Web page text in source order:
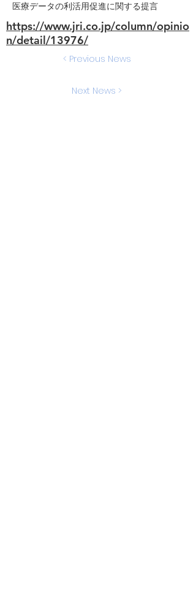
医療データの利活用促進に関する提言
https://www.jri.co.jp/column/opinio
n/detail/13976/
< Previous News
Next News >